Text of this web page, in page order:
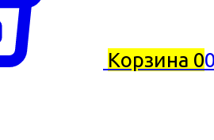
Корзина 0